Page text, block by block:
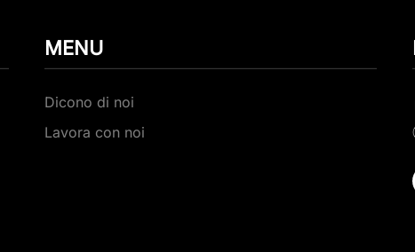
MENU
Dicono di noi
Lavora con noi